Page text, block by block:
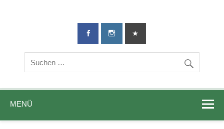
TG-Geislingen
DIE Sportadresse in Geislingen!
MENÜ